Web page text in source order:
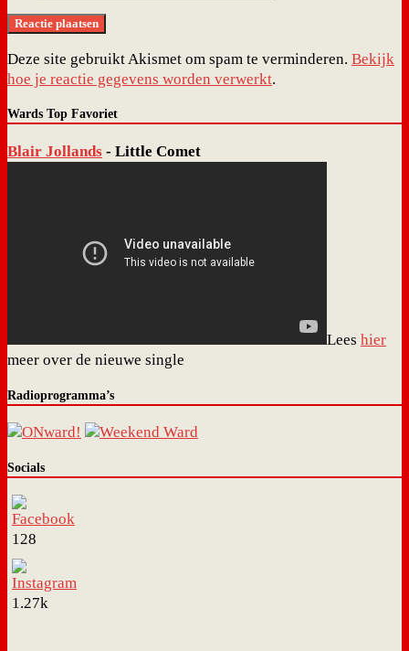
Deze site gebruikt Akismet om spam te verminderen. Bekijk
hoe je reactie gegevens worden verwerkt.
Wards Top Favoriet
Blair Jollands - Little Comet
Lees hier
meer over de nieuwe single
Radioprogramma’s
Socials
128
1.27k